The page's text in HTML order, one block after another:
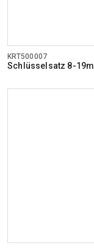
KRT500007
Schlüsselsatz 8-